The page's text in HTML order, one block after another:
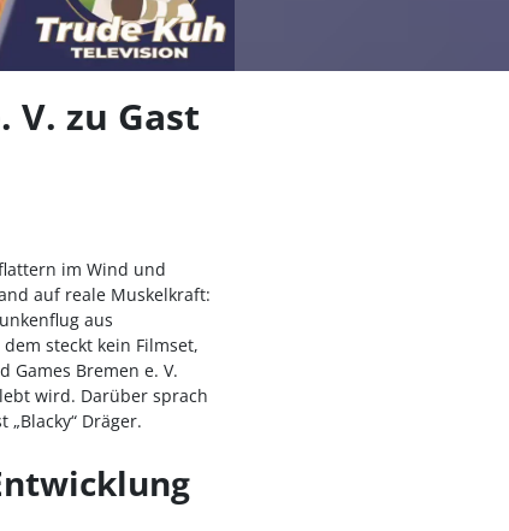
V. zu Gast
im Wind und
auf reale Muskelkraft:
aus
steckt kein Filmset,
Bremen e. V.
wird. Darüber sprach
Dräger.